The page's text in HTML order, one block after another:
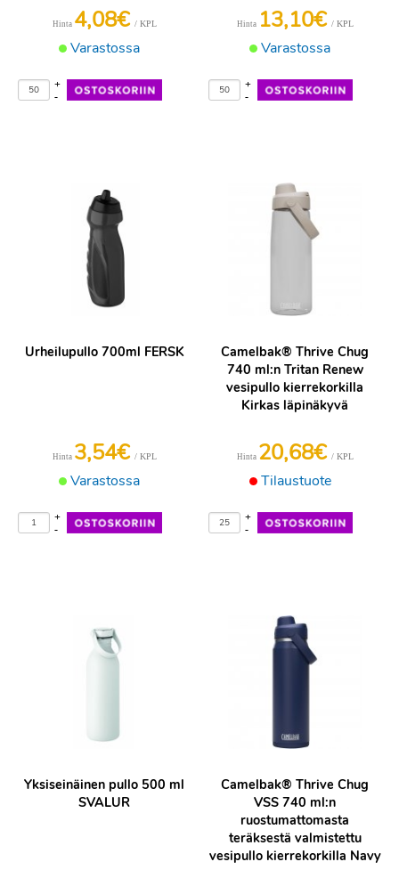
Varastossa
Hinta 4,08€ / KPL
-
+
Varastossa
Hinta 13,10€ / KPL
-
+
Urheilupullo 700ml FERSK
Varastossa
Hinta 3,54€ / KPL
-
+
Camelbak® Thrive Chug
740 ml:n Tritan Renew
vesipullo kierrekorkilla
Kirkas läpinäkyvä
Tilaustuote
Hinta 20,68€ / KPL
-
+
Yksiseinäinen pullo 500 ml
SVALUR
Camelbak® Thrive Chug
VSS 740 ml:n
ruostumattomasta
teräksestä valmistettu
vesipullo kierrekorkilla Navy